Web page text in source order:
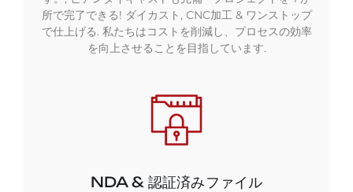
所で完了できる! ダイカスト, CNC加工 & ワンストップ
で仕上げる. 私たちはコストを削減し、プロセスの効率
を向上させることを目指しています.
NDA & 認証済みファイル